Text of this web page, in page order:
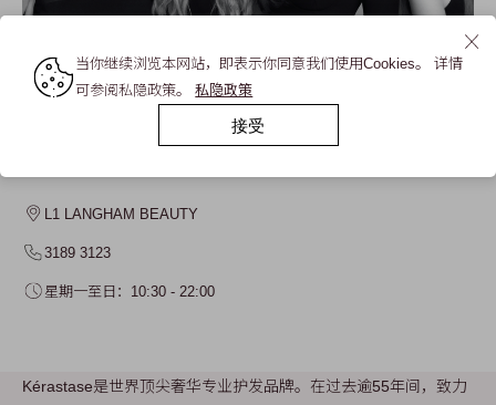
L1 LANGHAM BEAUTY
3189 3123
星期一至日：10:30 - 22:00
Kérastase是世界顶尖奢华专业护发品牌。在过去逾55年间，致力
当你继续浏览本网站，即表示你同意我们使用Cookies。 详情
可参阅私隐政策。私隐政策
接受